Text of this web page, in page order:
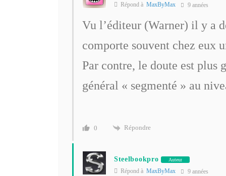
Répond à MaxByMax 9 années
Vu l’éditeur (Warner) il y a
comporte souvent chez eux
Par contre, le doute est plus
général « segmenté » au
0 Répondre
Steelbookpro Auteur
Répond à MaxByMax 9 années